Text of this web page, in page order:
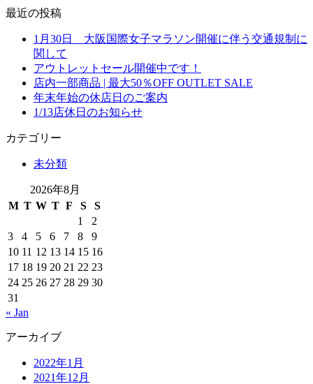
最近の投稿
1月30日 大阪国際女子マラソン開催に伴う交通規制に
関して
アウトレットセール開催中です！
店内一部商品 | 最大50％OFF OUTLET SALE
年末年始の休店日のご案内
1/13店休日のお知らせ
カテゴリー
未分類
2026年8月
M T W T F S
S
1
2
3
4 5 6 7 8
9
10 11 12 13 14 15 16
17 18 19 20 21 22 23
24 25 26 27 28 29 30
31
« Jan
アーカイブ
2022年1月
2021年12月